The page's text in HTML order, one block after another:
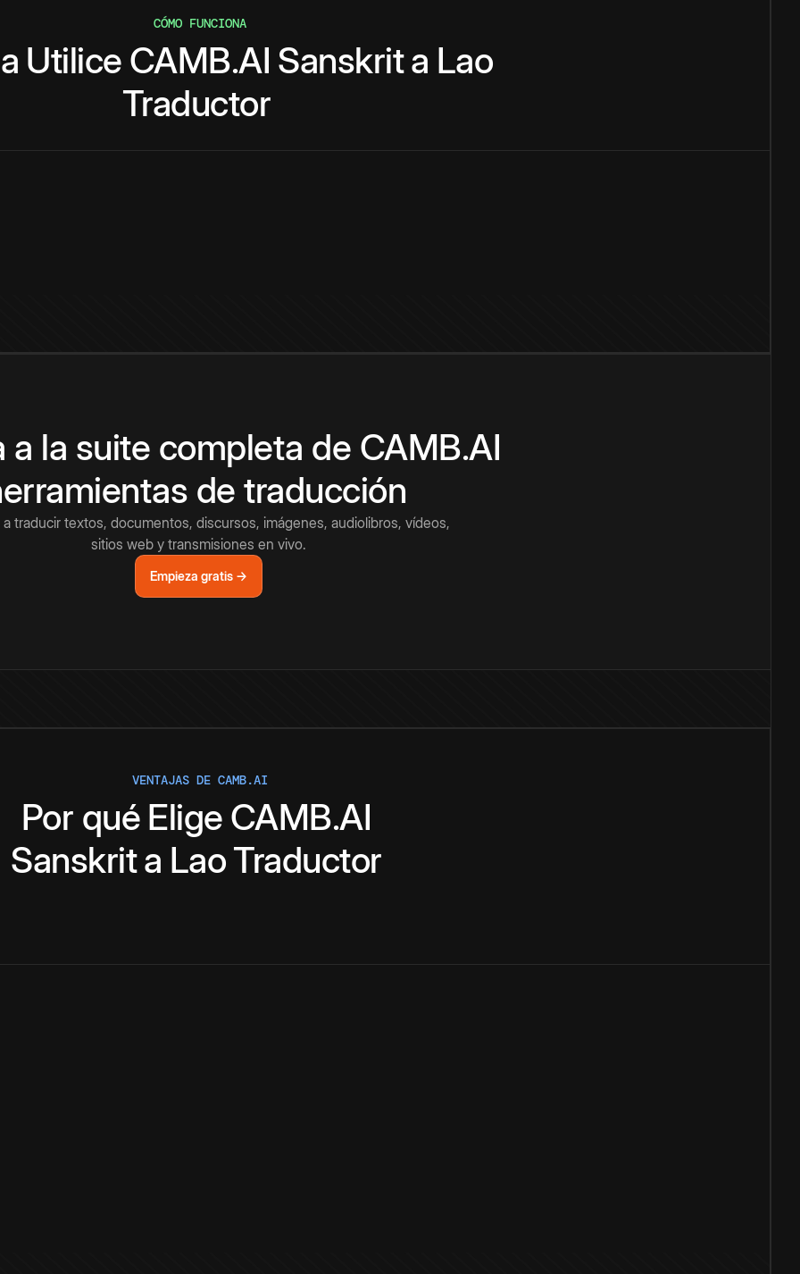
CÓMO FUNCIONA
a Utilice CAMB.AI Sanskrita Lao
Traductor
a la suite completa de CAMB.AI
de traducción
a traducir textos, documentos, discursos, imágenes, audiolibros, vídeos,
sitios web y transmisiones en vivo.
Empieza gratis →
VENTAJAS DE CAMB.AI
Por qué Elige CAMB.AI
Sanskrita LaoTraductor